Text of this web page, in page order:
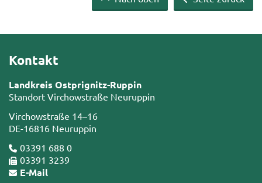
Kontakt
Landkreis Ostprignitz-Ruppin
Standort Virchowstraße Neuruppin
Virchowstraße 14–16
DE-16816 Neuruppin
03391 688 0
03391 3239
E-Mail